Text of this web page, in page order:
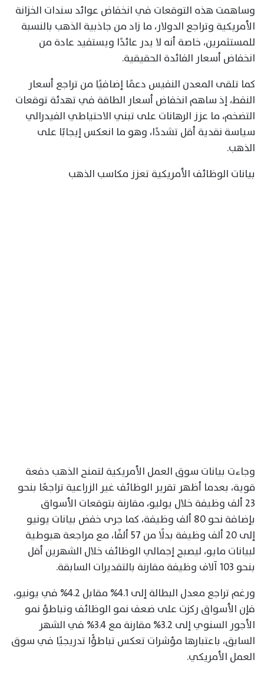
وساهمت هذه التوقعات في انخفاض عوائد سندات الخزانة
الأمريكية وتراجع الدولار، ما زاد من جاذبية الذهب بالنسبة
للمستثمرين، خاصة أنه لا يدر عائدًا ويستفيد عادة من
انخفاض أسعار الفائدة الحقيقية.
كما تلقى المعدن النفيس دعمًا إضافيًا من تراجع أسعار
النفط، إذ ساهم انخفاض أسعار الطاقة في تهدئة توقعات
التضخم، ما عزز الرهانات على تبني الاحتياطي الفيدرالي
سياسة نقدية أقل تشددًا، وهو ما انعكس إيجابًا على
الذهب.
بيانات الوظائف الأمريكية تعزز مكاسب الذهب
وجاءت بيانات سوق العمل الأمريكية لتمنح الذهب دفعة
قوية، بعدما أظهر تقرير الوظائف غير الزراعية تراجعًا بنحو
23 ألف وظيفة خلال يوليو، مقارنة بتوقعات الأسواق
بإضافة نحو 80 ألف وظيفة، كما جرى خفض بيانات يونيو
إلى 20 ألف وظيفة بدلًا من 57 ألفًا، مع مراجعة هبوطية
لبيانات مايو، ليصبح إجمالي الوظائف خلال الشهرين أقل
بنحو 103 آلاف وظيفة مقارنة بالتقديرات السابقة.
ورغم تراجع معدل البطالة إلى 4.1% مقابل 4.2% في يونيو،
فإن الأسواق ركزت على ضعف نمو الوظائف وتباطؤ نمو
الأجور السنوي إلى 3.2% مقارنة مع 3.4% في الشهر
السابق، باعتبارها مؤشرات تعكس تباطؤًا تدريجيًا في سوق
العمل الأمريكي.